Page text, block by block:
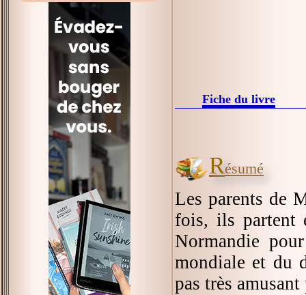
Fiche du livre
Résumé
Les parents de
fois, ils partent
Normandie
mondiale et du
pas très